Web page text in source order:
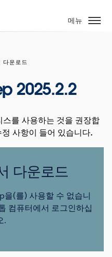
메뉴
다운로드
2025.2.2
를 사용하는 것을 권장합
사항이 들어 있습니다.
다운로드
을(를) 사용할 수 없습니
컴퓨터에서 로그인하십
.